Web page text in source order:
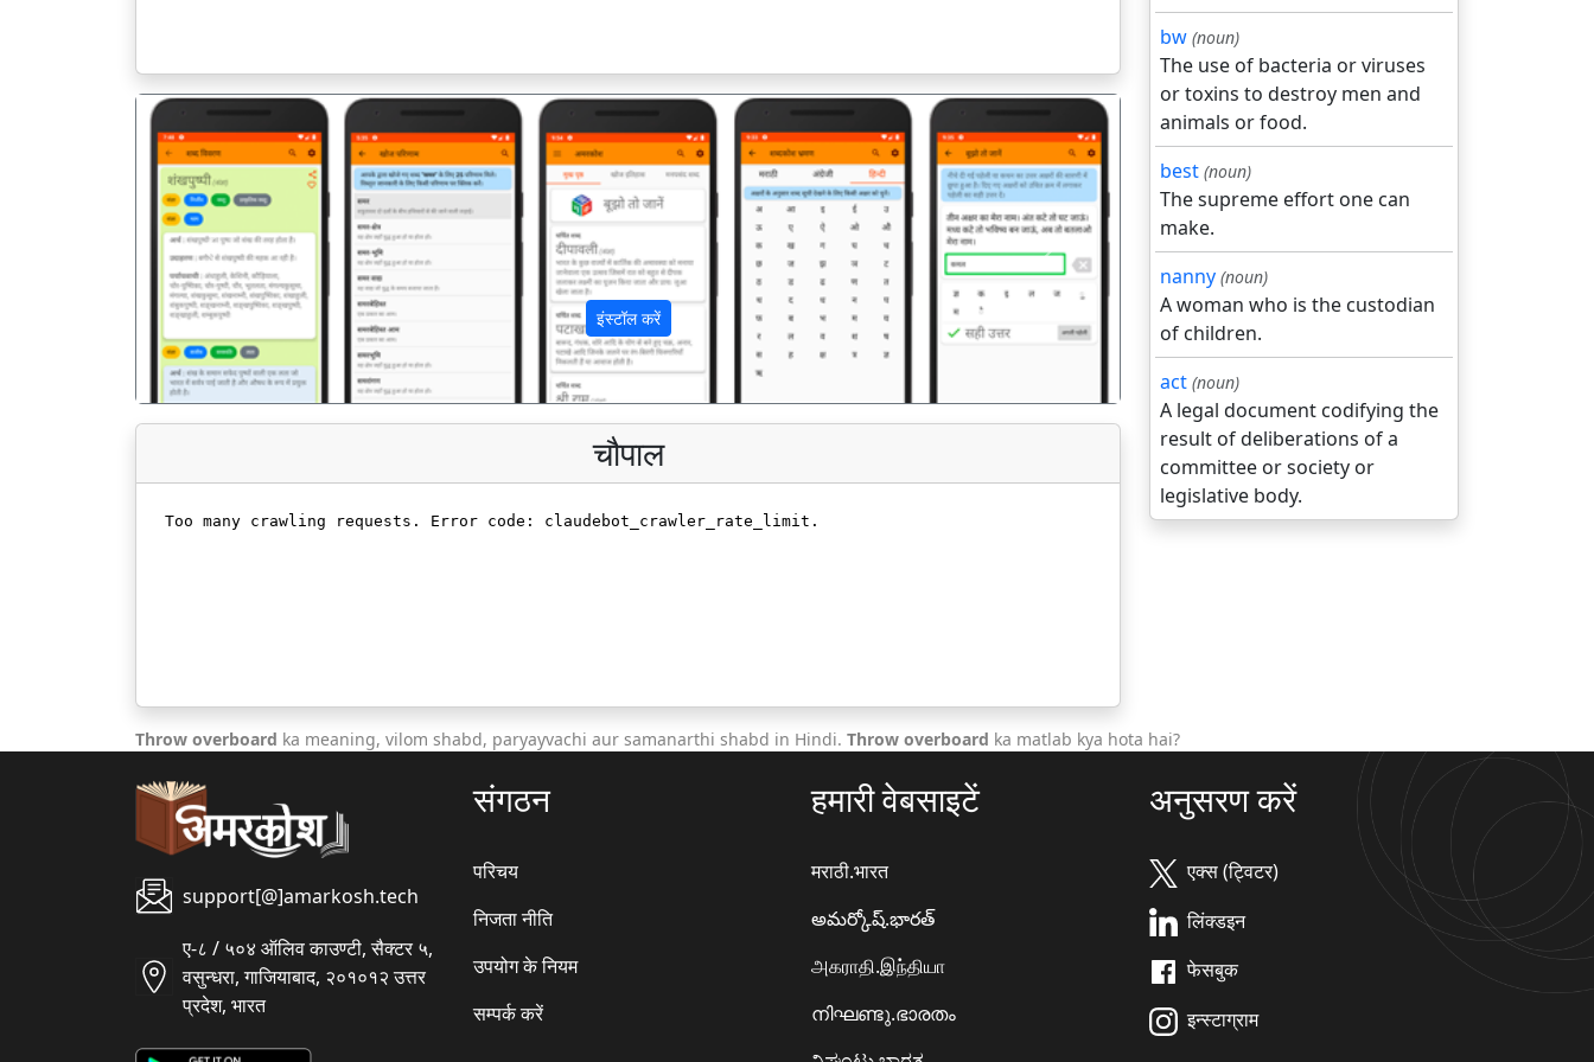
इंस्टॉल करें
पिछला अगला
चौपाल
bw (noun)
The use of bacteria or viruses
or toxins to destroy men and
animals or food.
best (noun)
The supreme effort one can
make.
nanny (noun)
A woman who is the custodian
of children.
act (noun)
A legal document codifying the
result of deliberations of a
committee or society or
legislative body.
Throw overboard ka meaning, vilom shabd, paryayvachi aur samanarthi shabd in Hindi. Throw overboard ka matlab kya hota hai?
support[@]amarkosh.tech
ए-८ / ५०४ ऑलिव काउण्टी, सैक्टर ५,
वसुन्धरा, गाजियाबाद, २०१०१२ उत्तर
प्रदेश, भारत
संगठन
परिचय
निजता नीति
उपयोग के नियम
सम्पर्क करें
हमारी वेबसाइटें
मराठी.भारत
అమర్కోష్.భారత్
அகராதி.இந்தியா
നിഘണ്ടു.ഭാരതം
अनुसरण करें
एक्स (ट्विटर)
लिंक्डइन
फेसबुक
इन्स्टाग्राम